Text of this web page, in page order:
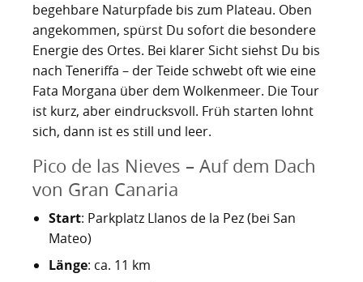
La Victoria de Acentejo
Los Realejos
Los Silos
Puerto de la Cruz
San Cristóbal de La Laguna
San Juan de la Rambla
Santa Cruz de Tenerife
Amaro Pargo
Garachico 1706
Die Schlacht von Santa Cruz 1797
Kartoffelrevolution 1846
Verworfenes Exil
Franco auf Teneriffa
Thor Heyerdahl und die Pyramiden von Güímar
Die Guanchen
Legenden, Geheimnisse und die stille Logik Teneriffas
La Palma und die Tsunami-Erzählung
begehbare Naturpfade bis zum Plateau. Oben
angekommen, spürst Du sofort die besondere
Energie des Ortes. Bei klarer Sicht siehst Du bis
nach Teneriffa – der Teide schwebt oft wie eine
Fata Morgana über dem Wolkenmeer. Die Tour
ist kurz, aber eindrucksvoll. Früh starten lohnt
sich, dann ist es still und leer.
Pico de las Nieves – Auf dem Dach
von Gran Canaria
Start: Parkplatz Llanos de la Pez (bei San
Mateo)
Länge: ca. 11 km